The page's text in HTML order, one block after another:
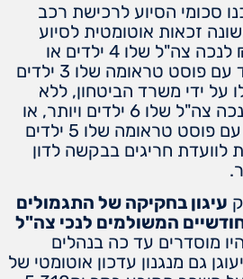
סכומי הסיוע לרכישת רכב
זכאות אוטומטית לסיוע
מוגדל של 169,330 ₪ לנכה צה"ל שלו 4 ילדים או
לנכה המוכר כמתמודד עם פוסט טראומה שלו 3 ילדים
על ידי משרד הביטחון, ללא
צורך בוועדת חריגים. נכה צה"ל שלו 6 ילדים ויותר, או
נכה המוכר כמתמודד עם פוסט טראומה שלו 5 ילדים
לוועדת חריגים בבקשה לדון
עיגון בחקיקה של התגמולים
המשולמים לנכי צה"ל
מוסדרים עד כה בנהלים
גם מנגנון עדכון אוטומטי של